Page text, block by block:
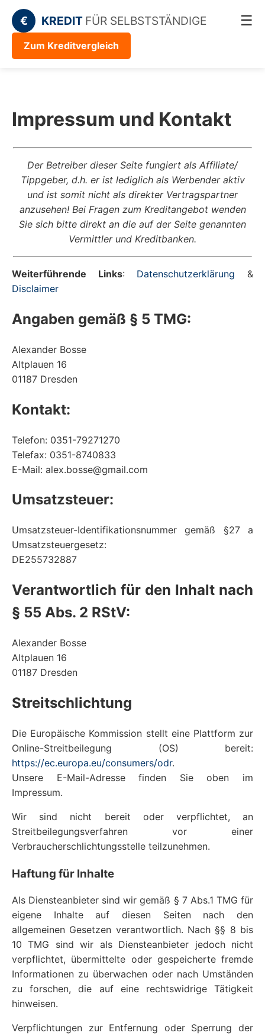
€ KREDIT FÜR SELBSTSTÄNDIGE ☰
Zum Kreditvergleich
Impressum und Kontakt
Der Betreiber dieser Seite fungiert als Affiliate/
Tippgeber, d.h. er ist lediglich als Werbender aktiv
und ist somit nicht als direkter Vertragspartner
anzusehen! Bei Fragen zum Kreditangebot wenden
Sie sich bitte direkt an die auf der Seite genannten
Vermittler und Kreditbanken.
Weiterführende Links: Datenschutzerklärung &
Disclaimer
Angaben gemäß § 5 TMG:
Alexander Bosse
Altplauen 16
01187 Dresden
Kontakt:
Telefon: 0351-79271270
Telefax: 0351-8740833
E-Mail: alex.bosse@gmail.com
Umsatzsteuer:
Umsatzsteuer-Identifikationsnummer gemäß §27 a
Umsatzsteuergesetz:
DE255732887
Verantwortlich für den Inhalt nach
§ 55 Abs. 2 RStV:
Alexander Bosse
Altplauen 16
01187 Dresden
Streitschlichtung
Die Europäische Kommission stellt eine Plattform zur
Online-Streitbeilegung (OS) bereit:
https://ec.europa.eu/consumers/odr.
Unsere E-Mail-Adresse finden Sie oben im
Impressum.
Wir sind nicht bereit oder verpflichtet, an
Streitbeilegungsverfahren vor einer
Verbraucherschlichtungsstelle teilzunehmen.
Haftung für Inhalte
Als Diensteanbieter sind wir gemäß § 7 Abs.1 TMG für
eigene Inhalte auf diesen Seiten nach den
allgemeinen Gesetzen verantwortlich. Nach §§ 8 bis
10 TMG sind wir als Diensteanbieter jedoch nicht
verpflichtet, übermittelte oder gespeicherte fremde
Informationen zu überwachen oder nach Umständen
zu forschen, die auf eine rechtswidrige Tätigkeit
hinweisen.
Verpflichtungen zur Entfernung oder Sperrung der